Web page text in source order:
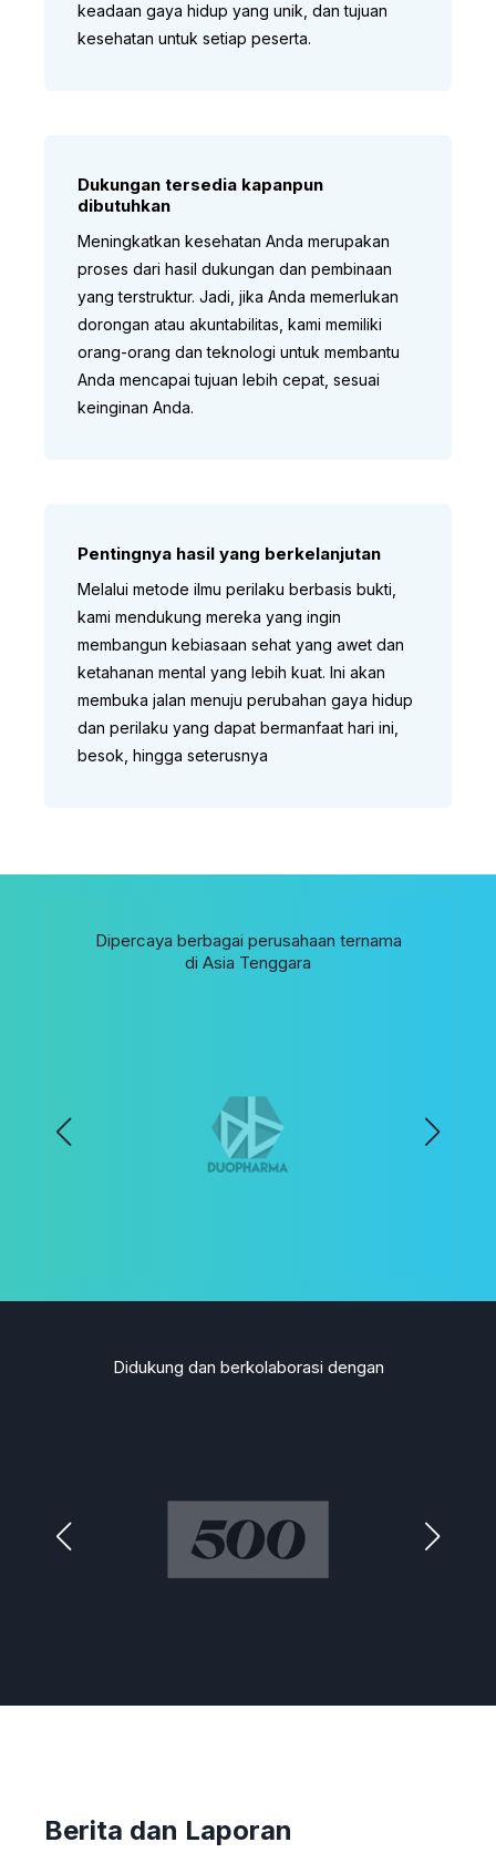
keadaan gaya hidup yang unik, dan tujuan
kesehatan untuk setiap peserta.
Dukungan tersedia kapanpun
dibutuhkan
Meningkatkan kesehatan Anda merupakan
proses dari hasil dukungan dan pembinaan
yang terstruktur. Jadi, jika Anda memerlukan
dorongan atau akuntabilitas, kami memiliki
orang-orang dan teknologi untuk membantu
Anda mencapai tujuan lebih cepat, sesuai
keinginan Anda.
Pentingnya hasil yang berkelanjutan
Melalui metode ilmu perilaku berbasis bukti,
kami mendukung mereka yang ingin
membangun kebiasaan sehat yang awet dan
ketahanan mental yang lebih kuat. Ini akan
membuka jalan menuju perubahan gaya hidup
dan perilaku yang dapat bermanfaat hari ini,
besok, hingga seterusnya
Dipercaya berbagai perusahaan ternama
di Asia Tenggara
Didukung dan berkolaborasi dengan
Berita dan Laporan